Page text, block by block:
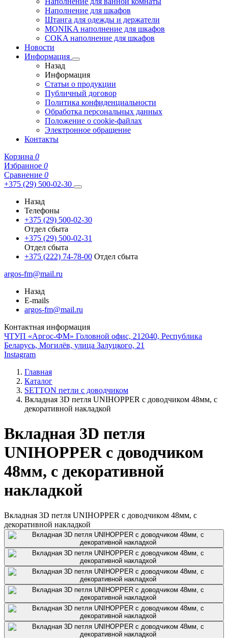
Наполнение для шкафов
Штанга для одежды и держатели
MONIKA наполнение для шкафов
COKA наполнение для шкафов
Новости
Информация
Назад
Информация
Статьи о продукции
Публичный договор
Политика конфиденциальности
Обработка персональных данных
Положение о cookie-файлах
Электронное обращение
Контакты
Корзина 0
Избранное 0
Сравнение 0
+375 (29) 500-02-30
Назад
Телефоны
+375 (29) 500-02-30
Отдел сбыта
+375 (29) 500-02-31
Отдел сбыта
+375 (222) 74-78-00 Отдел сбыта
argos-fm@mail.ru
Назад
E-mails
argos-fm@mail.ru
Контактная информация
ЧТУП «Аргос-ФМ» Головной офис, 212040, Республика
Беларусь, Могилёв, улица Залуцкого, 21
Instagram
Главная
Каталог
SETTON петли с доводчиком
Вкладная 3D петля UNIHOPPER с доводчиком 48мм, с
декоративной накладкой
Вкладная 3D петля
UNIHOPPER с доводчиком
48мм, с декоративной
накладкой
Вкладная 3D петля UNIHOPPER с доводчиком 48мм, с
декоративной накладкой